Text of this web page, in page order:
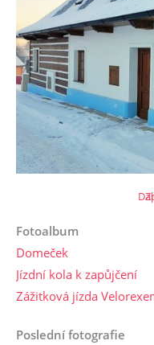
Fotoalbum
Domeček
Jízdní kola k zapůjčení
Zážitková jízda
Poslední fotografie